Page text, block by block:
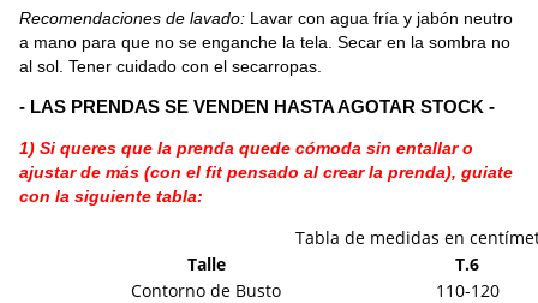
Recomendaciones de lavado: Lavar con agua fría y jabón neutro
a mano para que no se enganche la tela. Secar en la sombra no
al sol. Tener cuidado con el secarropas.
- LAS PRENDAS SE VENDEN HASTA AGOTAR STOCK -
1) Si queres que la prenda quede cómoda sin entallar o
ajustar de más (con el fit pensado al crear la prenda), guiate
con la siguiente tabla:
Tabla de medidas en
Talle
T.6
Contorno de Busto
110-120